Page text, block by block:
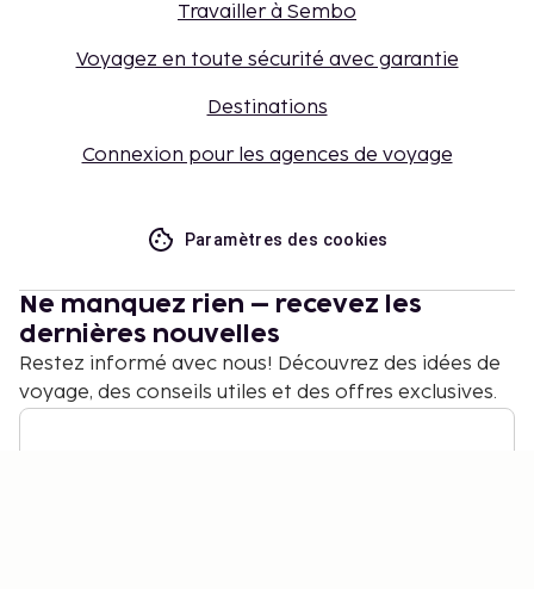
Travailler à Sembo
Voyagez en toute sécurité avec garantie
Destinations
Connexion pour les agences de voyage
Paramètres des cookies
Ne manquez rien – recevez les
dernières nouvelles
Restez informé avec nous! Découvrez des idées de
voyage, des conseils utiles et des offres exclusives.